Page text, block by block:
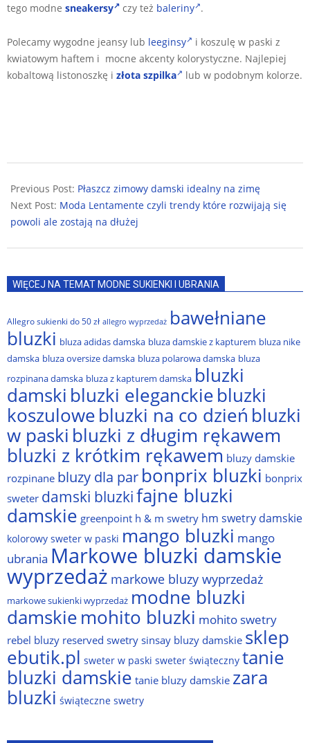
tego modne sneakersy czy też baleriny .
Polecamy wygodne jeansy lub leeginsy
i koszulę w paski z
kwiatowym haftem i mocne akcenty kolorystyczne. Najlepiej
kobaltową listonoszkę i złota szpilka lub w podobnym kolorze.
12-
05
Previous Post: Płaszcz zimowy damski idealny na zimę
Next Post: Moda Lentamente czyli trendy które rozwijają się
powoli ale zostają na dłużej
WIĘCEJ NA TEMAT MODNE SUKIENKI I UBRANIA
Allegro sukienki do 50 zł allegro wyprzedaż bawełniane
bluzki bluza adidas damska bluza damskie z kapturem bluza nike
damska bluza oversize damska bluza polarowa damska bluza
rozpinana damska bluza z kapturem damska bluzki
damski bluzki eleganckie bluzki
koszulowe bluzki na co dzień bluzki
w paski bluzki z długim rękawem
bluzki z krótkim rękawem bluzy damskie
rozpinane bluzy dla par bonprix bluzki bonprix
sweter damski bluzkifajne bluzki
damskie greenpoint h & m swetry hm swetry damskie
kolorowy sweter w paski mango bluzki mango
ubrania Markowe bluzki damskie
wyprzedaż markowe bluzy wyprzedaż
markowe sukienki wyprzedaż modne bluzki
damskiemohito bluzki mohito swetry
rebel bluzy reserved swetrysinsay bluzy damskie sklep
ebutik.pl sweter w paski sweter świąteczny tanie
bluzki damskie tanie bluzy damskie zara
bluzki świąteczne swetry